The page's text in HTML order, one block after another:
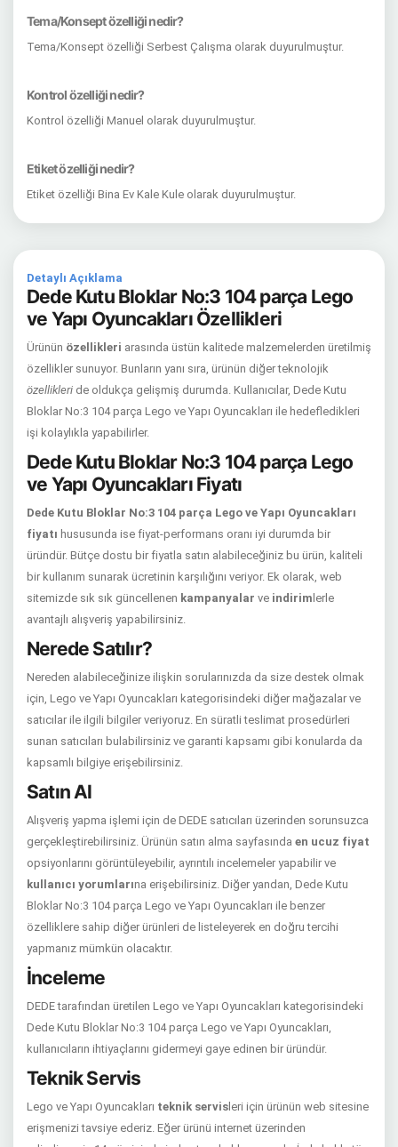
Tema/Konsept özelliği nedir?
Tema/Konsept özelliği Serbest Çalışma olarak duyurulmuştur.
Kontrol özelliği nedir?
Kontrol özelliği Manuel olarak duyurulmuştur.
Etiket özelliği nedir?
Etiket özelliği Bina Ev Kale Kule olarak duyurulmuştur.
Detaylı Açıklama
Dede Kutu Bloklar No:3 104 parça Lego
ve Yapı Oyuncakları Özellikleri
Ürünün özellikleri arasında üstün kalitede malzemelerden üretilmiş
özellikler sunuyor. Bunların yanı sıra, ürünün diğer teknolojik
özellikleri de oldukça gelişmiş durumda. Kullanıcılar, Dede Kutu
Bloklar No:3 104 parça Lego ve Yapı Oyuncakları ile hedefledikleri
işi kolaylıkla yapabilirler.
Dede Kutu Bloklar No:3 104 parça Lego
ve Yapı Oyuncakları Fiyatı
Dede Kutu Bloklar No:3 104 parça Lego ve Yapı Oyuncakları
fiyatı hususunda ise fiyat-performans oranı iyi durumda bir
üründür. Bütçe dostu bir fiyatla satın alabileceğiniz bu ürün, kaliteli
bir kullanım sunarak ücretinin karşılığını veriyor. Ek olarak, web
sitemizde sık sık güncellenen kampanyalar ve indirim lerle
avantajlı alışveriş yapabilirsiniz.
Nerede Satılır?
Nereden alabileceğinize ilişkin sorularınızda da size destek olmak
için, Lego ve Yapı Oyuncakları kategorisindeki diğer mağazalar ve
satıcılar ile ilgili bilgiler veriyoruz. En süratli teslimat prosedürleri
sunan satıcıları bulabilirsiniz ve garanti kapsamı gibi konularda da
kapsamlı bilgiye erişebilirsiniz.
Satın Al
Alışveriş yapma işlemi için de DEDE satıcıları üzerinden sorunsuzca
gerçekleştirebilirsiniz. Ürünün satın alma sayfasında en ucuz fiyat
opsiyonlarını görüntüleyebilir, ayrıntılı incelemeler yapabilir ve
kullanıcı yorumlarına erişebilirsiniz. Diğer yandan, Dede Kutu
Bloklar No:3 104 parça Lego ve Yapı Oyuncakları ile benzer
özelliklere sahip diğer ürünleri de listeleyerek en doğru tercihi
yapmanız mümkün olacaktır.
İnceleme
DEDE tarafından üretilen Lego ve Yapı Oyuncakları kategorisindeki
Dede Kutu Bloklar No:3 104 parça Lego ve Yapı Oyuncakları,
kullanıcıların ihtiyaçlarını gidermeyi gaye edinen bir üründür.
Teknik Servis
Lego ve Yapı Oyuncakları teknik servis leri için ürünün web sitesine
erişmenizi tavsiye ederiz. Eğer ürünü internet üzerinden